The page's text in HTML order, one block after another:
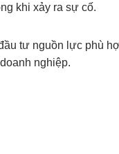
khi xảy ra sự cố.
tư nguồn lực phù
nghiệp.